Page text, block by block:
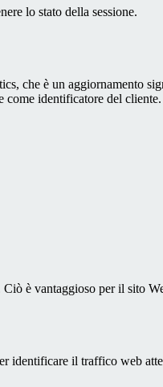
lo stato della sessione.
che è un aggiornamento
come identificatore del
è vantaggioso per il sito
identificare il traffico web